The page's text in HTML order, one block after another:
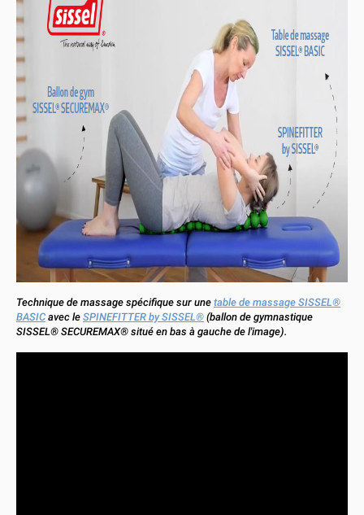
Technique de massage spécifique sur une table de massage SISSEL®
BASIC avec le SPINEFITTER by SISSEL® (ballon de gymnastique
SISSEL® SECUREMAX® situé en bas à gauche de l'image).